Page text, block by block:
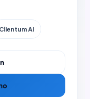
Clientum AI